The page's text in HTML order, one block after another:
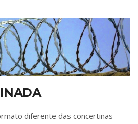
diferente das concertinas